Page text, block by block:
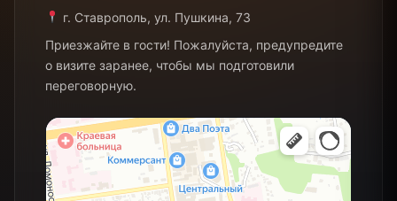
г. Ставрополь, ул. Пушкина, 73
Приезжайте в гости! Пожалуйста, предупредите
о визите заранее, чтобы мы подготовили
переговорную.